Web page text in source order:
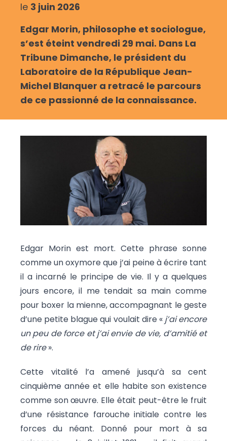
le 3 juin 2026
Edgar Morin, philosophe et sociologue,
s’est éteint vendredi 29 mai. Dans La
Tribune Dimanche, le président du
Laboratoire de la République Jean-
Michel Blanquer a retracé le parcours
de ce passionné de la connaissance.
Edgar Morin est mort. Cette phrase sonne
comme un oxymore que j’ai peine à écrire tant
il a incarné le principe de vie. Il y a quelques
jours encore, il me tendait sa main comme
pour boxer la mienne, accompagnant le geste
d’une petite blague qui voulait dire « j’ai encore
un peu de force et j’ai envie de vie, d’amitié et
de rire».
Cette vitalité l’a amené jusqu’à sa cent
cinquième année et elle habite son existence
comme son œuvre. Elle était peut-être le fruit
d’une résistance farouche initiale contre les
forces du néant. Donné pour mort à sa